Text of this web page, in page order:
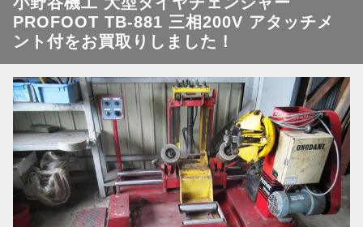
PROFOOT TB-881 三相200V アタッチメ
ント付をお買取りしました！